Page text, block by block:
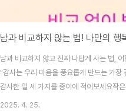
남과 비교하지 않는 법! 나만의 행
남과 비교하지 않고 진짜 나답게 사는 법,
"감사는 우리 마음을 풍요롭게 만드는 가장
감사한 일 세 가지를 종이에 적어보세요작
자리, 친구의 미소 하나도 괜찮습니다이 작
2025. 4. 25.